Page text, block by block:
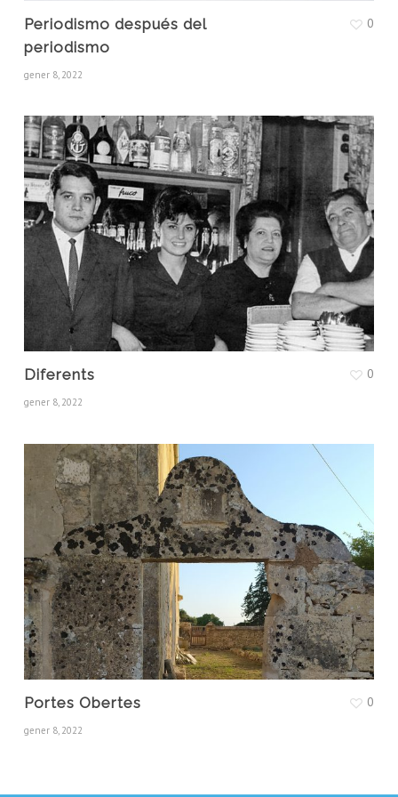
Periodismo después del
periodismo
gener 8, 2022
0
Diferents
gener 8, 2022
0
Portes Obertes
gener 8, 2022
0